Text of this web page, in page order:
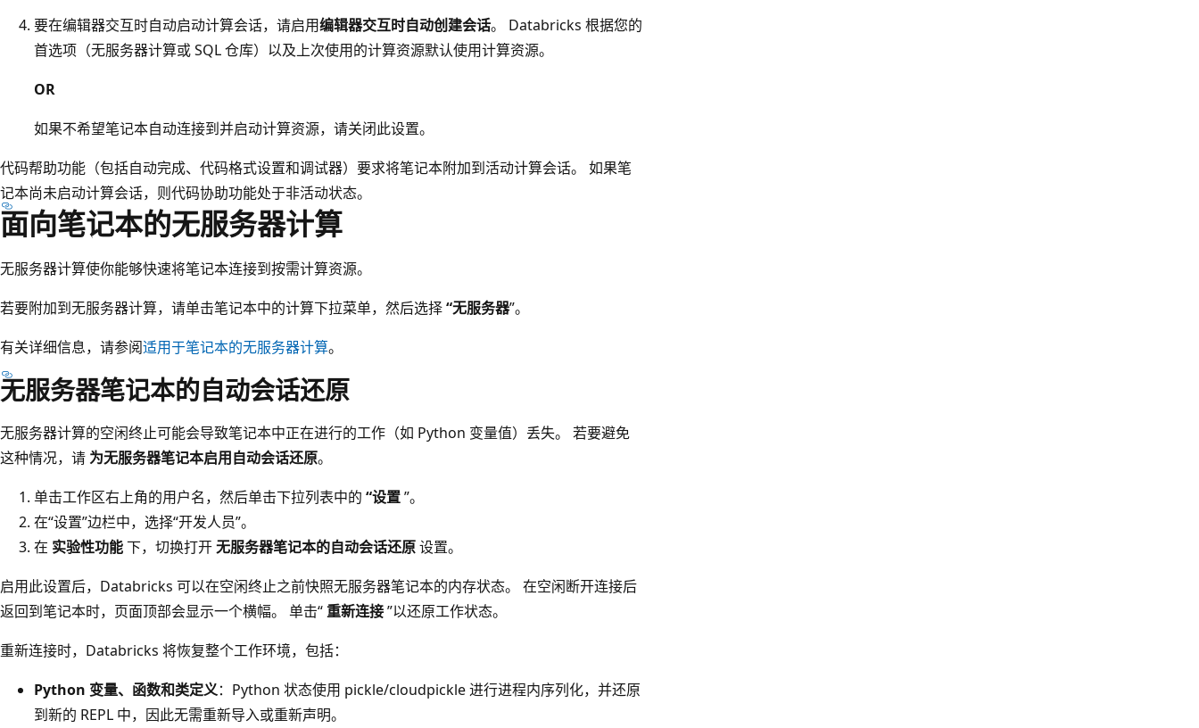
要在编辑器交互时自动启动计算会话，请启用编辑器交互时自动创建会话。 Databricks 根据您的
首选项（无服务器计算或 SQL 仓库）以及上次使用的计算资源默认使用计算资源。
OR
如果不希望笔记本自动连接到并启动计算资源，请关闭此设置。
代码帮助功能（包括自动完成、代码格式设置和调试器）要求将笔记本附加到活动计算会话。 如果笔
记本尚未启动计算会话，则代码协助功能处于非活动状态。
面向笔记本的无服务器计算
无服务器计算使你能够快速将笔记本连接到按需计算资源。
若要附加到无服务器计算，请单击笔记本中的计算下拉菜单，然后选择“无服务器”。
有关详细信息，请参阅适用于笔记本的无服务器计算。
无服务器笔记本的自动会话还原
无服务器计算的空闲终止可能会导致笔记本中正在进行的工作（如 Python 变量值）丢失。 若要避免
这种情况，请 为无服务器笔记本启用自动会话还原。
单击工作区右上角的用户名，然后单击下拉列表中的 “设置”。
在“设置”边栏中，选择“开发人员”。
在 实验性功能下，切换打开无服务器笔记本的自动会话还原设置。
启用此设置后，Databricks 可以在空闲终止之前快照无服务器笔记本的内存状态。 在空闲断开连接后
返回到笔记本时，页面顶部会显示一个横幅。 单击“重新连接”以还原工作状态。
重新连接时，Databricks 将恢复整个工作环境，包括：
Python 变量、函数和类定义：Python 状态使用 pickle/cloudpickle 进行进程内序列化，并还原
到新的 REPL 中，因此无需重新导入或重新声明。